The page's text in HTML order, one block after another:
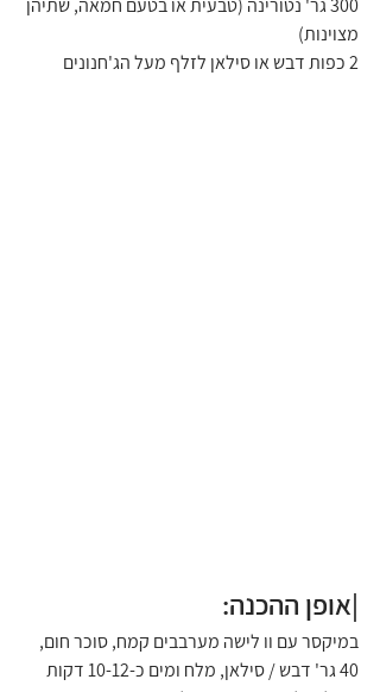
300 גר' נטורינה (טבעית או בטעם חמאה, שתיהן
מצוינות)
2 כפות דבש או סילאן לזלף מעל הג'חנונים
|אופן ההכנה:
במיקסר עם וו לישה מערבבים קמח, סוכר חום,
40 גר' דבש / סילאן, מלח ומים כ-10-12 דקות